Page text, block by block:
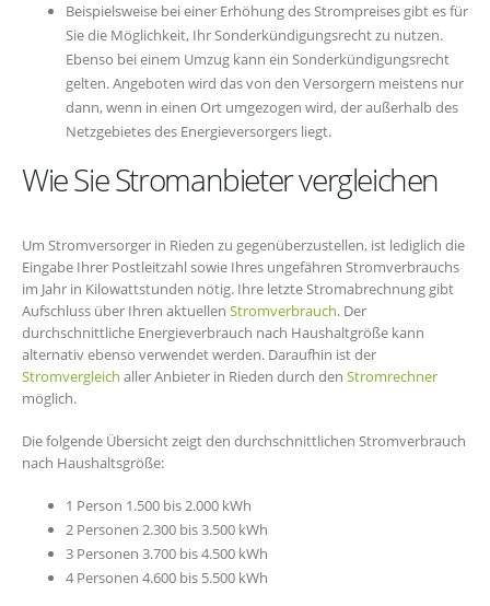
Beispielsweise bei einer Erhöhung des Strompreises gibt es für
Sie die Möglichkeit, Ihr Sonderkündigungsrecht zu nutzen.
Ebenso bei einem Umzug kann ein Sonderkündigungsrecht
gelten. Angeboten wird das von den Versorgern meistens nur
dann, wenn in einen Ort umgezogen wird, der außerhalb des
Netzgebietes des Energieversorgers liegt.
Wie Sie Stromanbieter vergleichen
Um Stromversorger in Rieden zu gegenüberzustellen, ist lediglich die
Eingabe Ihrer Postleitzahl sowie Ihres ungefähren Stromverbrauchs
im Jahr in Kilowattstunden nötig. Ihre letzte Stromabrechnung gibt
Aufschluss über Ihren aktuellen Stromverbrauch. Der
durchschnittliche Energieverbrauch nach Haushaltgröße kann
alternativ ebenso verwendet werden. Daraufhin ist der
Stromvergleich aller Anbieter in Rieden durch den Stromrechner
möglich.
Die folgende Übersicht zeigt den durchschnittlichen Stromverbrauch
nach Haushaltsgröße:
1 Person 1.500 bis 2.000 kWh
2 Personen 2.300 bis 3.500 kWh
3 Personen 3.700 bis 4.500 kWh
4 Personen 4.600 bis 5.500 kWh